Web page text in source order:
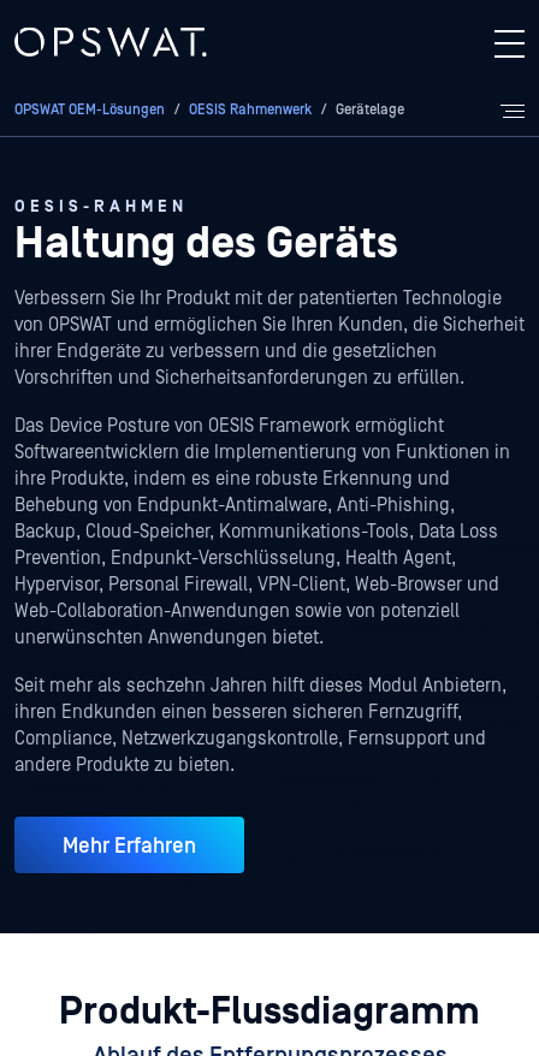
OPSWAT OEM-Lösungen / OESIS Rahmenwerk / Gerätelage
OESIS-RAHMEN
Haltung des Geräts
Verbessern Sie Ihr Produkt mit der patentierten Technologie
von OPSWAT und ermöglichen Sie Ihren Kunden, die Sicherheit
ihrer Endgeräte zu verbessern und die gesetzlichen
Vorschriften und Sicherheitsanforderungen zu erfüllen.
Das Device Posture von OESIS Framework ermöglicht
Softwareentwicklern die Implementierung von Funktionen in
ihre Produkte, indem es eine robuste Erkennung und
Behebung von Endpunkt-Antimalware, Anti-Phishing,
Backup, Cloud-Speicher, Kommunikations-Tools, Data Loss
Prevention, Endpunkt-Verschlüsselung, Health Agent,
Hypervisor, Personal Firewall, VPN-Client, Web-Browser und
Web-Collaboration-Anwendungen sowie von potenziell
unerwünschten Anwendungen bietet.
Seit mehr als sechzehn Jahren hilft dieses Modul Anbietern,
ihren Endkunden einen besseren sicheren Fernzugriff,
Compliance, Netzwerkzugangskontrolle, Fernsupport und
andere Produkte zu bieten.
Mehr Erfahren
Produkt-Flussdiagramm